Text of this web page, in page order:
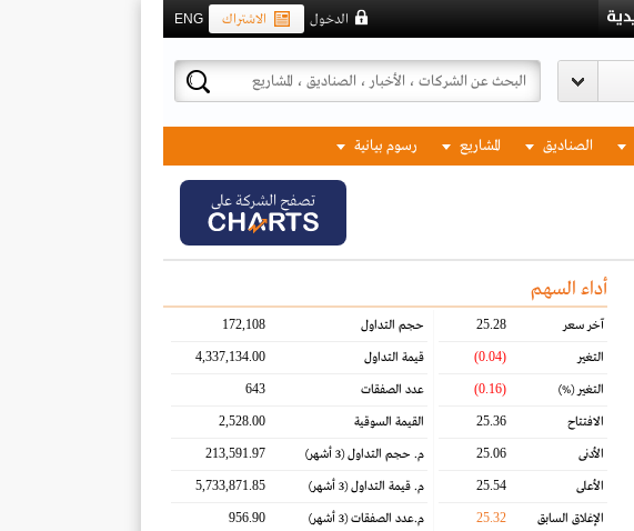
ENG الاشتراك الدخول
الصناديق المشاريع رسوم بيانية
تصفح الشركة على
أداء السهم
آخر سعر 25.28
التغير (0.04)
التغير(%)
(0.16)
الافتتاح 25.36
الأدنى 25.06
الأعلى 25.54
الإغلاق السابق 25.32
حجم التداول 172,108
قيمة التداول 4,337,134.00
عدد الصفقات 643
القيمة السوقية 2,528.00
م. حجم التداول(3 أشهر) 213,591.97
م. قيمة التداول(3 أشهر) 5,733,871.85
م.عدد الصفقات(3 أشهر) 956.90